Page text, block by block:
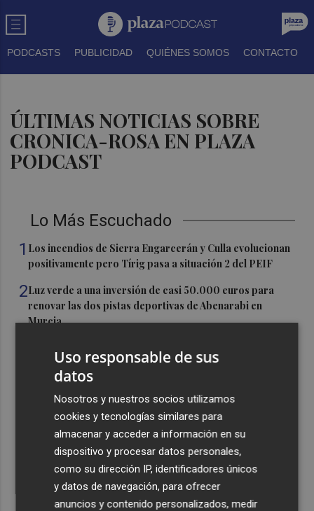
PODCASTS PUBLICIDAD QUIÉNES SOMOS CONTACTO
ÚLTIMAS NOTICIAS SOBRE
CRONICA-ROSA EN PLAZA
PODCAST
Lo Más Escuchado
1 Los incendios de Sierra Engarcerán y Culla evolucionan
positivamente pero Tírig pasa a situación 2 del PEIF
2Luz verde a una inversión de casi 50.000 euros para
renovar las dos pistas deportivas de Abenarabi en
Murcia
máximo nivel de accesibilidad están en Cartagena
demanda 15.000 millones en 6 meses
El oleoturismo se abre al público internacional con la
gastronomía como reclamo
Uso responsable de sus
datos
Nosotros y nuestros socios utilizamos
cookies y tecnologías similares para
almacenar y acceder a información en su
dispositivo y procesar datos personales,
como su dirección IP, identificadores únicos
y datos de navegación, para ofrecer
anuncios y contenido personalizados, medir